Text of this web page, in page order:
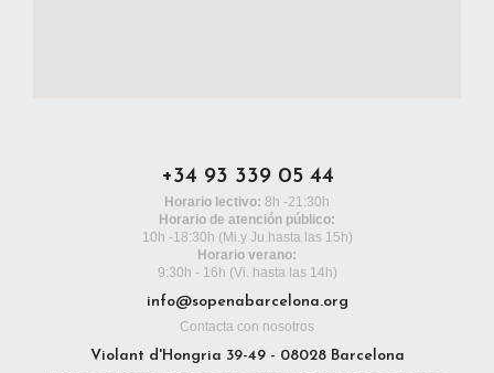
+34 93 339 05 44
Horario lectivo: 8h -21:30h
Horario de atención público:
10h -18:30h (Mi.y Ju.hasta las 15h)
Horario verano:
9:30h - 16h (Vi. hasta las 14h)
info@sopenabarcelona.org
Contacta con nosotros
Violant d'Hongria 39-49 - 08028 Barcelona